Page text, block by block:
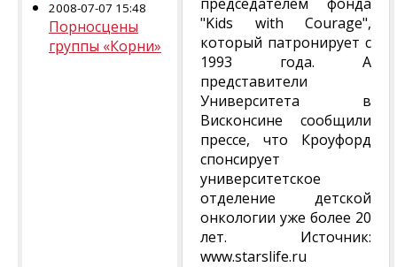
2008-07-07 15:48
Порносцены
группы «Корни»
"Kids with Courage",
который патронирует с
1993 года. А
представители
Университета в
Висконсине сообщили
прессе, что Кроуфорд
спонсирует
университетское
отделение детской
онкологии уже более 20
лет. Источник:
www.starslife.ru